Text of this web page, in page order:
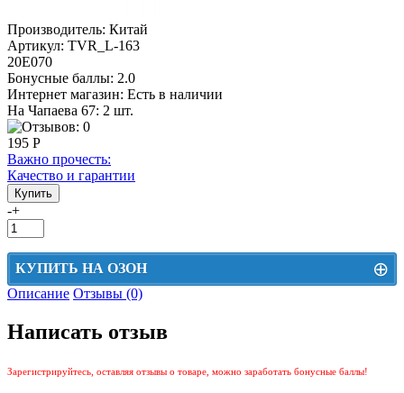
Производитель: Китай
Артикул: TVR_L-163
20Е070
Бонусные баллы: 2.0
Интернет магазин: Есть в наличии
На Чапаева 67: 2 шт.
195 Р
Важно прочесть:
Качество и гарантии
-+
КУПИТЬ НА ОЗОН ⊕
Цена на Озон включает доставку, упаковку и комиссии маркетплейса
Этот товар можно приобрести на Озон. Для перехода в маркетплейс
КУПИТЬ НА ОЗОН
Описание Отзывы (0)
Написать отзыв
Зарегистрируйтесь, оставляя отзывы о товаре, можно заработать бонусные баллы!